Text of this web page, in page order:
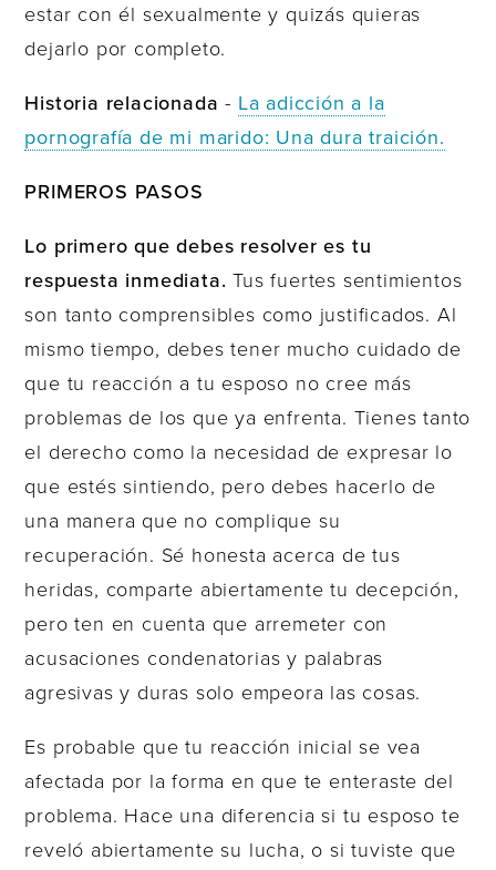
estar con él sexualmente y quizás quieras
dejarlo por completo.
Historia relacionada - La adicción a la
pornografía de mi marido: Una dura traición.
PRIMEROS PASOS
Lo primero que debes resolver es tu
respuesta inmediata. Tus fuertes sentimientos
son tanto comprensibles como justificados. Al
mismo tiempo, debes tener mucho cuidado de
que tu reacción a tu esposo no cree más
problemas de los que ya enfrenta. Tienes tanto
el derecho como la necesidad de expresar lo
que estés sintiendo, pero debes hacerlo de
una manera que no complique su
recuperación. Sé honesta acerca de tus
heridas, comparte abiertamente tu decepción,
pero ten en cuenta que arremeter con
acusaciones condenatorias y palabras
agresivas y duras solo empeora las cosas.
Es probable que tu reacción inicial se vea
afectada por la forma en que te enteraste del
problema. Hace una diferencia si tu esposo te
reveló abiertamente su lucha, o si tuviste que